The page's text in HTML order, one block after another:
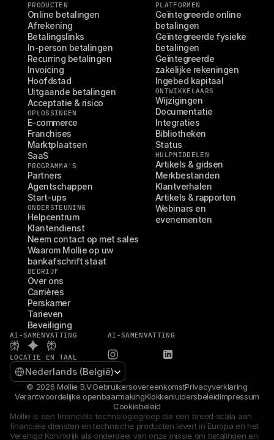
PRODUCTEN
Online betalingen
Afrekening
Betalingslinks
In-person betalingen
Recurring betalingen
Invoicing
Hoofdstad
Uitgaande betalingen
Acceptatie & risico
OPLOSSINGEN
E-commerce
Franchises
Marktplaatsen
SaaS
PROGRAMMA'S
Partners
Agentschappen
Start-ups
ONDERSTEUNING
Helpcentrum
Klantendienst
Neem contact op met sales
Waarom Mollie op uw
bankafschrift staat
BEDRIJF
Over ons
Carrières
Perskamer
Tarieven
Beveiliging
PLATFORMEN
Geïntegreerde online
betalingen
Geïntegreerde fysieke
betalingen
Geïntegreerde
zakelijke rekeningen
Ingebed kapitaal
ONTWIKKELAARS
Wijzigingen
Documentatie
Integraties
Bibliotheken
Status
HULPMIDDELEN
Artikels & gidsen
Merkbestanden
Klantverhalen
Artikels & rapporten
Webinars en
evenementen
AI-SAMENVATTING AI-SAMENVATTING
LOCATIE EN TAAL
Select Language
Nederlands (België)
© 2026 Mollie B.V.GebruikersovereenkomstPrivacyverklaring
Verantwoordelijke openbaarmakingKlokkenluidersbeleidImpressum
Cookiebeleid
Mollie is een financiële technologiegroep die een breed scala aan
financiële diensten en technische producten levert in Europa en het
Verenigd Koninkrijk als onderdeel van onze missie om betalingen en